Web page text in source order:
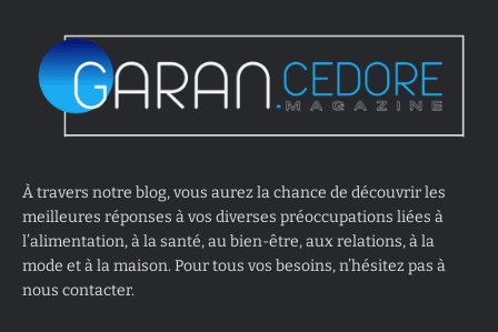
À travers notre blog, vous aurez la chance de découvrir les
meilleures réponses à vos diverses préoccupations liées à
l’alimentation, à la santé, au bien-être, aux relations, à la
mode et à la maison. Pour tous vos besoins, n’hésitez pas à
nous contacter.